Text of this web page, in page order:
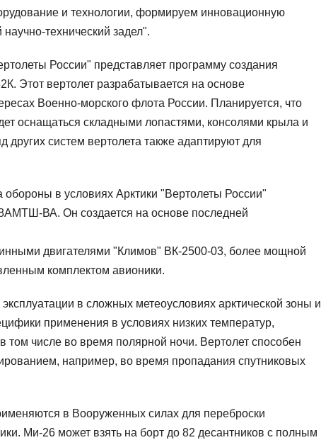
и технологии, формируем инновационную
технический задел".
России" представляет программу создания
Этот вертолет разрабатывается на основе
Военно-морского флота России. Планируется, что
оснащаться складными лопастями, консолями крыла и
других систем вертолета также адаптируют для
в условиях Арктики "Вертолеты России"
ВА. Он создается на основе последней
двигателями "Климов" ВК-2500-03, более мощной
комплектом авионики.
в сложных метеоусловиях арктической зоны и
применения в условиях низких температур,
числе во время полярной ночи. Вертолет способен
например, во время пропадания спутниковых
в Вооруженных силах для переброски
Ми-26 может взять на борт до 82 десантников с полным